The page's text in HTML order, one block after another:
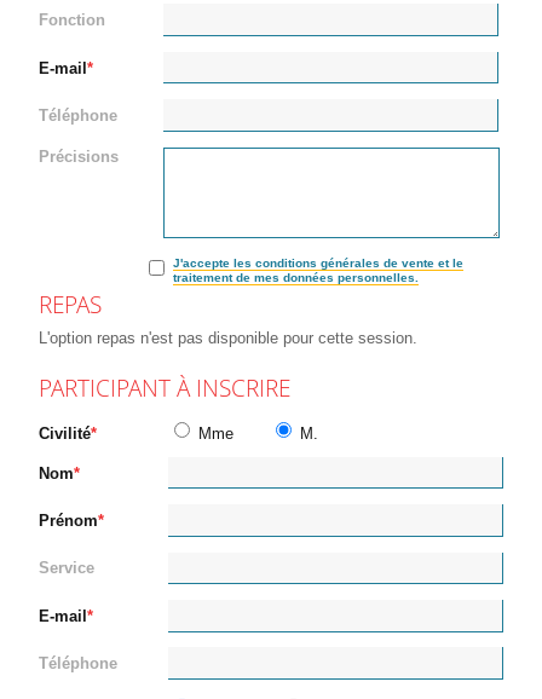
Fonction
E-mail
Téléphone
Précisions
J'accepte les conditions générales de vente et le
traitement de mes données personnelles.
REPAS
L'option repas n'est pas disponible pour cette session.
PARTICIPANT À INSCRIRE
Civilité Mme M.
Nom
Prénom
Service
E-mail
Téléphone